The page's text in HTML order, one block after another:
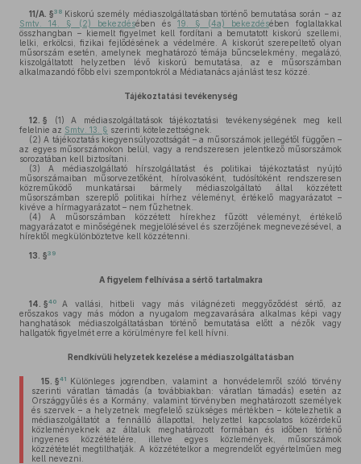
11/A. §38 Kiskorú személy médiaszolgáltatásban történő bemutatása során − az
Smtv. 14. § (2) bekezdésében és19. § (4a) bekezdésében foglaltakkal
összhangban – kiemelt figyelmet kell fordítani a bemutatott kiskorú szellemi,
lelki, erkölcsi, fizikai fejlődésének a védelmére. A kiskorút szerepeltető olyan
műsorszám esetén, amelynek meghatározó témája bűncselekmény, megalázó,
kiszolgáltatott helyzetben lévő kiskorú bemutatása, az e műsorszámban
alkalmazandó főbb elvi szempontokról a Médiatanács ajánlást tesz közzé.
Tájékoztatási tevékenység
12. § (1) A médiaszolgáltatások tájékoztatási tevékenységének meg kell
felelnie az Smtv. 13. § szerinti kötelezettségnek.
(2) A tájékoztatás kiegyensúlyozottságát – a műsorszámok jellegétől függően –
az egyes műsorszámokon belül, vagy a rendszeresen jelentkező műsorszámok
sorozatában kell biztosítani.
(3) A médiaszolgáltató hírszolgáltatást és politikai tájékoztatást nyújtó
műsorszámaiban műsorvezetőként, hírolvasóként, tudósítóként rendszeresen
közreműködő munkatársai bármely médiaszolgáltató által közzétett
műsorszámban szereplő politikai hírhez véleményt, értékelő magyarázatot –
kivéve a hírmagyarázatot – nem fűzhetnek.
(4) A műsorszámban közzétett hírekhez fűzött véleményt, értékelő
magyarázatot e minőségének megjelölésével és szerzőjének megnevezésével, a
hírektől megkülönböztetve kell közzétenni.
13. §39
A figyelem felhívása a sértő tartalmakra
14. §40
A vallási, hitbeli vagy más világnézeti meggyőződést sértő, az
erőszakos vagy más módon a nyugalom megzavarására alkalmas képi vagy
hanghatások médiaszolgáltatásban történő bemutatása előtt a nézők vagy
hallgatók figyelmét erre a körülményre fel kell hívni.
Rendkívüli helyzetek kezelése a médiaszolgáltatásban
15. §41
Különleges jogrendben, valamint a honvédelemről szóló törvény
szerinti váratlan támadás (a továbbiakban: váratlan támadás) esetén az
Országgyűlés és a Kormány, valamint törvényben meghatározott személyek
és szervek – a helyzetnek megfelelő szükséges mértékben – kötelezhetik a
médiaszolgáltatót a fennálló állapottal, helyzettel kapcsolatos közérdekű
közleményeknek az általuk meghatározott formában és időben történő
ingyenes közzétételére, illetve egyes közlemények, műsorszámok
közzétételét megtilthatják. A közzétételkor a megrendelőt egyértelműen meg
kell nevezni.